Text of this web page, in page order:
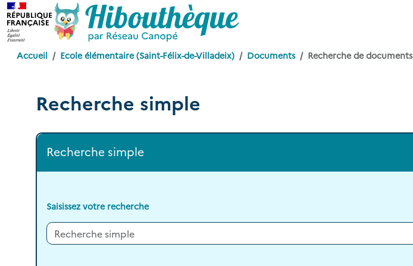
Accueil Ecole élémentaire (Saint-Félix-de-Villadeix) Documents Recherche de documents
Recherche simple
Recherche simple
Saisissez votre recherche